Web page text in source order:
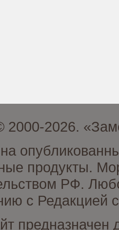
2000-2026.
продукты.
РФ.
с Редакцией
предназначен